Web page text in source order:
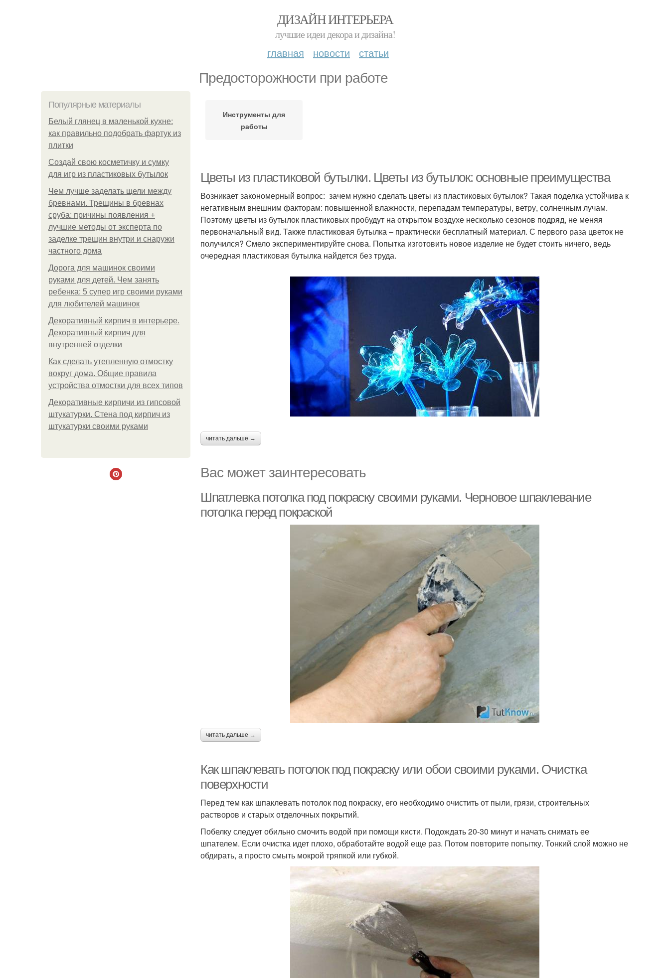
ДИЗАЙН ИНТЕРЬЕРА
лучшие идеи декора и дизайна!
главная новости статьи
Предосторожности при работе
Популярные материалы
Белый глянец в маленькой кухне:
как правильно подобрать фартук из
плитки
Создай свою косметичку и сумку
для игр из пластиковых бутылок
Чем лучше заделать щели между
бревнами. Трещины в бревнах
сруба: причины появления +
лучшие методы от эксперта по
заделке трещин внутри и снаружи
частного дома
Дорога для машинок своими
руками для детей. Чем занять
ребенка: 5 супер игр своими руками
для любителей машинок
Декоративный кирпич в интерьере.
Декоративный кирпич для
внутренней отделки
Как сделать утепленную отмостку
вокруг дома. Общие правила
устройства отмостки для всех типов
Декоративные кирпичи из гипсовой
штукатурки. Стена под кирпич из
штукатурки своими руками
Инструменты для
работы
Цветы из пластиковой бутылки. Цветы из бутылок: основные преимущества
Возникает закономерный вопрос: зачем нужно сделать цветы из пластиковых бутылок? Такая поделка устойчива к
негативным внешним факторам: повышенной влажности, перепадам температуры, ветру, солнечным лучам.
Поэтому цветы из бутылок пластиковых пробудут на открытом воздухе несколько сезонов подряд, не меняя
первоначальный вид. Также пластиковая бутылка – практически бесплатный материал. С первого раза цветок не
получился? Смело экспериментируйте снова. Попытка изготовить новое изделие не будет стоить ничего, ведь
очередная пластиковая бутылка найдется без труда.
читать дальше →
Вас может заинтересовать
Шпатлевка потолка под покраску своими руками. Черновое шпаклевание
потолка перед покраской
читать дальше →
Как шпаклевать потолок под покраску или обои своими руками. Очистка
поверхности
Перед тем как шпаклевать потолок под покраску, его необходимо очистить от пыли, грязи, строительных
растворов и старых отделочных покрытий.
Побелку следует обильно смочить водой при помощи кисти. Подождать 20-30 минут и начать снимать ее
шпателем. Если очистка идет плохо, обработайте водой еще раз. Потом повторите попытку. Тонкий слой можно не
обдирать, а просто смыть мокрой тряпкой или губкой.